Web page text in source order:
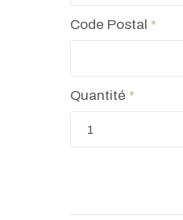
Code Postal *
Quantité *